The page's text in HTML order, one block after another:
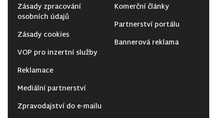
Zásady zpracování
osobních údajů
Zásady cookies
VOP pro inzertní služby
Reklamace
Mediální partnerství
Zpravodajství do e-mailu
Komerční články
Partnerství portálu
Bannerová reklama